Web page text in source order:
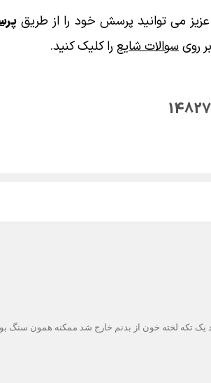
می توانید پرسش خود را از طریق
رویسوالات شایع را کلیک کنید.
یک تکه لخته خون از بدنم خارج شد ممکنه همون